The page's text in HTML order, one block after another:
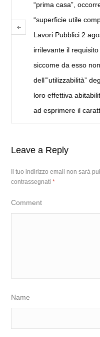
“prima casa”,
“superficie utile
Lavori Pubblici 2
irrilevante il requisito
siccome da esso
dell’”utilizzabilità”
loro effettiva
ad esprimere il
Leave a Reply
Il tuo indirizzo email non sarà
contrassegnati*
Comment
Name